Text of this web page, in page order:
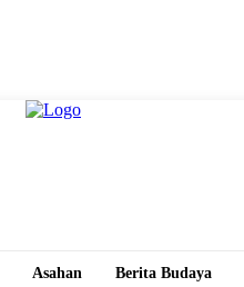
Asahan Berita Budaya